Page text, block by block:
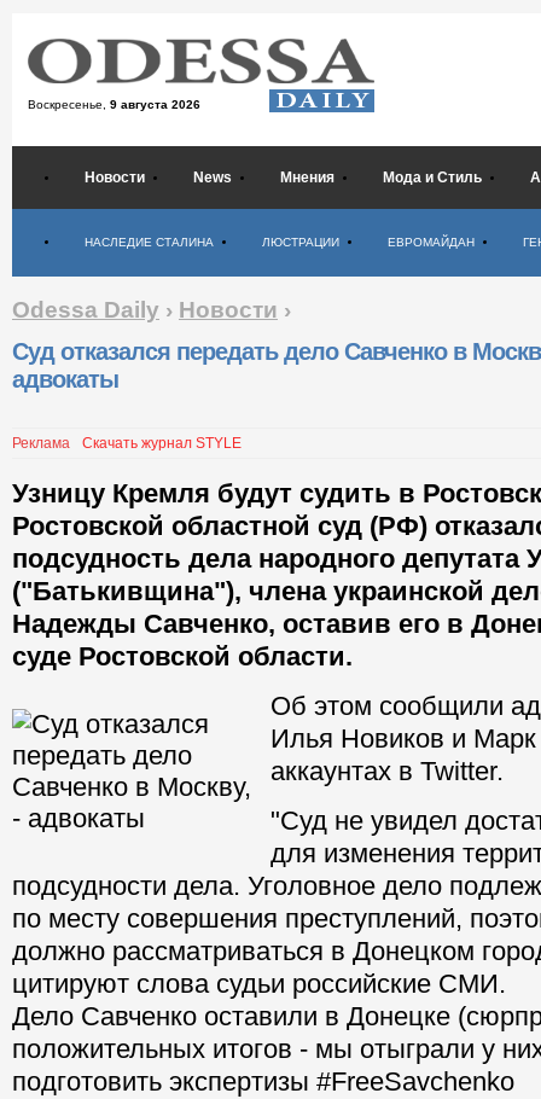
Воскресенье, 9 августа 2026
Новости News Мнения Мода и Стиль
НАСЛЕДИЕ СТАЛИНА ЛЮСТРАЦИИ ЕВРОМАЙДАН
Odessa Daily › Новости ›
Суд отказался передать дело Савченко в
адвокаты
Реклама Скачать журнал STYLE
Узницу Кремля будут судить в
Ростовской областной суд (РФ)
подсудность дела народного депутата
("Батькивщина"), члена украинской
Надежды Савченко, оставив его в
суде Ростовской области.
Об этом сообщили
Илья Новиков и Марк
аккаунтах в Twitter.
"Суд не увидел
для изменения
подсудности дела. Уголовное дело
по месту совершения преступлений,
должно рассматриваться в Донецком
цитируют слова судьи российские СМИ.
Дело Савченко оставили в Донецке
положительных итогов - мы отыграли у
подготовить экспертизы #FreeSavchenko